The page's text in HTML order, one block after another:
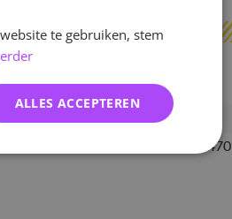
24653
4547366558470
te gebruiken, stem
ALLES ACCEPTEREN